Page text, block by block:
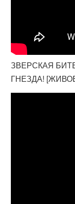
ЗВЕРСКАЯ
ГНЕЗДА!